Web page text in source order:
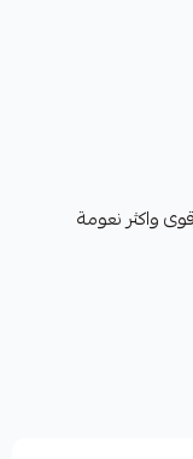
واكثر نعومة